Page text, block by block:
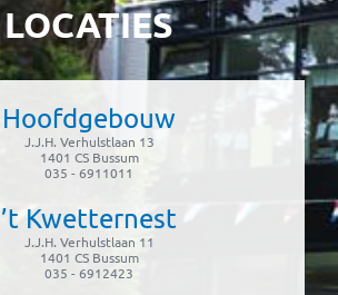
LOCATIES
Hoofdgebouw
J.J.H. Verhulstlaan 13
1401 CS Bussum
035 - 6911011
’t Kwetternest
J.J.H. Verhulstlaan 11
1401 CS Bussum
035 - 6912423